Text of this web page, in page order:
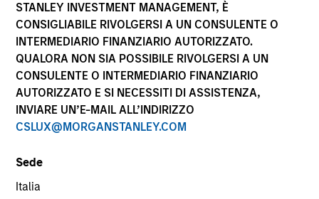
STANLEY INVESTMENT MANAGEMENT, È
CONSIGLIABILE RIVOLGERSI A UN CONSULENTE O
INTERMEDIARIO FINANZIARIO AUTORIZZATO.
QUALORA NON SIA POSSIBILE RIVOLGERSI A UN
CONSULENTE O INTERMEDIARIO FINANZIARIO
AUTORIZZATO E SI NECESSITI DI ASSISTENZA,
INVIARE UN’E-MAIL ALL’INDIRIZZO
CSLUX@MORGANSTANLEY.COM
Sede
Italia
La performance passata non è un indicatore affidabile dei
risultati futuri. I rendimenti possono aumentare o diminuire
per effetto delle oscillazioni valutarie. Tutti i dati di
performance sono calcolati in base al valore del
patrimonio netto (NAV), al netto delle spese, e non
comprendono le commissioni e gli oneri relativi
all’emissione e al rimborso delle quote. Tutti i dati relativi
alle performance e agli indici sono tratti da Morgan
Stanley Investment Management.
Rendimenti nell’anno solare.